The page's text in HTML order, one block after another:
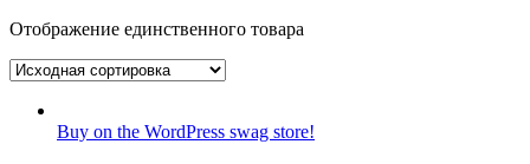
Отображение единственного товара
Buy on the WordPress swag store!